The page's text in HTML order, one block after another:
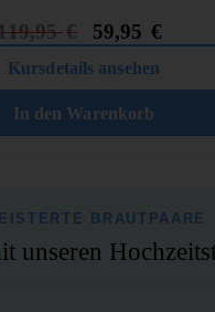
€ 59,95 €
Kursdetails ansehen
In den Warenkorb
BRAUTPAARE
unseren